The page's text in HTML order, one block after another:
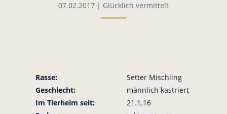
07.02.2017| Glücklich vermittelt
Rasse:
Setter Mischling
Geschlecht:
männlich kastriert
Im Tierheim seit:
21.1.16